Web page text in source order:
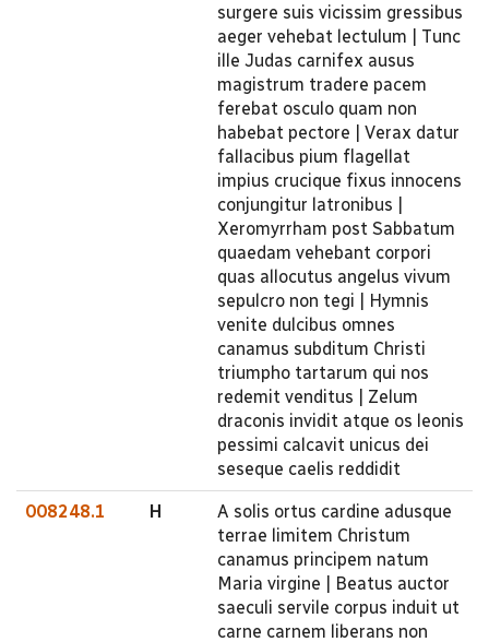
surgere suis vicissim gressibus
aeger vehebat lectulum | Tunc
ille Judas carnifex ausus
magistrum tradere pacem
ferebat osculo quam non
habebat pectore | Verax datur
fallacibus pium flagellat
impius crucique fixus innocens
conjungitur latronibus |
Xeromyrrham post Sabbatum
quaedam vehebant corpori
quas allocutus angelus vivum
sepulcro non tegi | Hymnis
venite dulcibus omnes
canamus subditum Christi
triumpho tartarum qui nos
redemit venditus | Zelum
draconis invidit atque os leonis
pessimi calcavit unicus dei
seseque caelis reddidit
008248.1 H
A solis ortus cardine adusque
terrae limitem Christum
canamus principem natum
Maria virgine | Beatus auctor
saeculi servile corpus induit ut
carne carnem liberans non